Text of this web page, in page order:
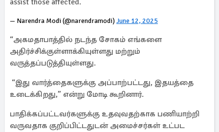
assist those affected.
— Narendra Modi (@narendramodi) June 12, 2025
“அகமதாபாத்தில் நடந்த சோகம் எங்களை
அதிர்ச்சிக்குள்ளாக்கியுள்ளது மற்றும்
வருத்தப்படுத்தியுள்ளது.
“இது வார்த்தைகளுக்கு அப்பாற்பட்டது, இதயத்தை
உடைக்கிறது,” என்று மோடி கூறினார்.
பாதிக்கப்பட்டவர்களுக்கு உதவுவதற்காக பணியாற்றி
வருவதாக குறிப்பிட்டதுடன் அமைச்சர்கள் உட்பட